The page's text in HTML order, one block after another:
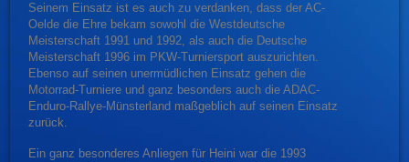
Seinem Einsatz ist es auch zu verdanken, dass der AC-
Oelde die Ehre bekam sowohl die Westdeutsche
Meisterschaft 1991 und 1992, als auch die Deutsche
Meisterschaft 1996 im PKW-Turniersport auszurichten.
Ebenso auf seinen unermüdlichen Einsatz gehen die
Motorrad-Turniere und ganz besonders auch die ADAC-
Enduro-Rallye-Münsterland maßgeblich auf seinen Einsatz
zurück.
Ein ganz besonderes Anliegen für Heini war die 1993